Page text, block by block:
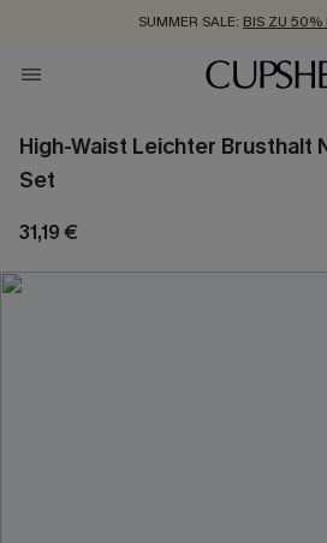
SUMMER SALE: BIS ZU 50%
ZUM NEWSLETTER:BIS ZU -20%
KOSTENLOSER VERSAND
High-Waist Leichter Brusthalt
Set
31,19 €